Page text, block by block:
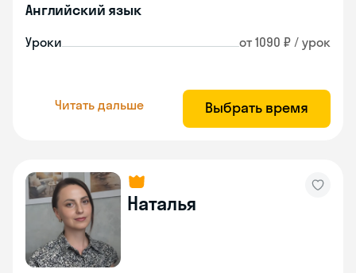
Английский язык
Уроки от 1090 ₽ / урок
Читать дальше Выбрать время
Наталья